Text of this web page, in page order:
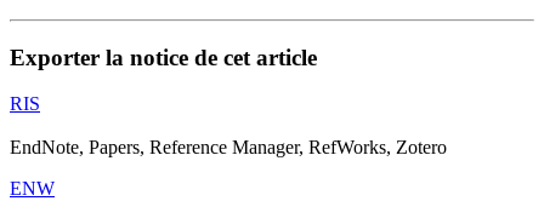
Exporter la notice de cet article
RIS
EndNote, Papers, Reference Manager, RefWorks, Zotero
ENW